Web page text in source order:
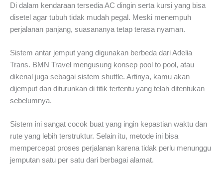
Di dalam kendaraan tersedia AC dingin serta kursi yang bisa
disetel agar tubuh tidak mudah pegal. Meski menempuh
perjalanan panjang, suasananya tetap terasa nyaman.
Sistem antar jemput yang digunakan berbeda dari Adelia
Trans. BMN Travel mengusung konsep pool to pool, atau
dikenal juga sebagai sistem shuttle. Artinya, kamu akan
dijemput dan diturunkan di titik tertentu yang telah ditentukan
sebelumnya.
Sistem ini sangat cocok buat yang ingin kepastian waktu dan
rute yang lebih terstruktur. Selain itu, metode ini bisa
mempercepat proses perjalanan karena tidak perlu menunggu
jemputan satu per satu dari berbagai alamat.